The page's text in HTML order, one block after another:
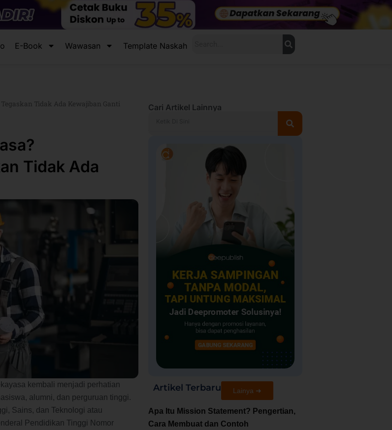
E-Book Wawasan Template Naskah
Tidak Ada Kewajiban Ganti
Tidak Ada
kembali menjadi perhatian
alumni, dan perguruan tinggi.
Sains, dan Teknologi atau
Pendidikan Tinggi Nomor
Cari Artikel Lainnya
Artikel Terbaru Lainya ➜
Apa Itu Mission Statement? Pengertian,
Cara Membuat dan Contoh